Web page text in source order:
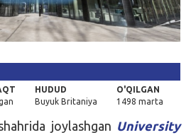
HUDUD
Buyuk Britaniya
O'QILGAN
1498 marta
joylashgan University